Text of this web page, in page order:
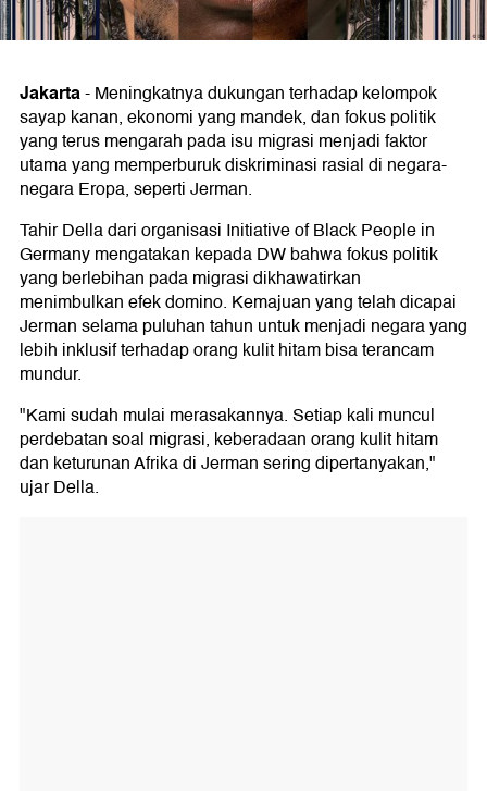
Jakarta-Meningkatnya dukungan terhadap kelompok
sayap kanan, ekonomi yang mandek, dan fokus politik
yang terus mengarah pada isu migrasi menjadi faktor
utama yang memperburuk diskriminasi rasial di negara-
negara Eropa, seperti Jerman.
Tahir Della dari organisasi Initiative of Black People in
Germany mengatakan kepada DW bahwa fokus politik
yang berlebihan pada migrasi dikhawatirkan
menimbulkan efek domino. Kemajuan yang telah dicapai
Jerman selama puluhan tahun untuk menjadi negara yang
lebih inklusif terhadap orang kulit hitam bisa terancam
mundur.
"Kami sudah mulai merasakannya. Setiap kali muncul
perdebatan soal migrasi, keberadaan orang kulit hitam
dan keturunan Afrika di Jerman sering dipertanyakan,"
ujar Della.